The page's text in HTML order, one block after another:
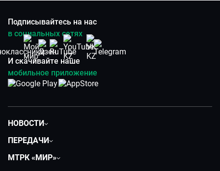
Подписывайтесь на нас
в социальных сетях
И скачивайте наше
мобильное приложение
НОВОСТИ
Экономика
ПЕРЕДАЧИ
МТРК «МИР»